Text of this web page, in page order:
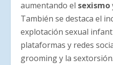
aumentando el sexismo
También se destaca el
explotación sexual
plataformas y redes
grooming y la